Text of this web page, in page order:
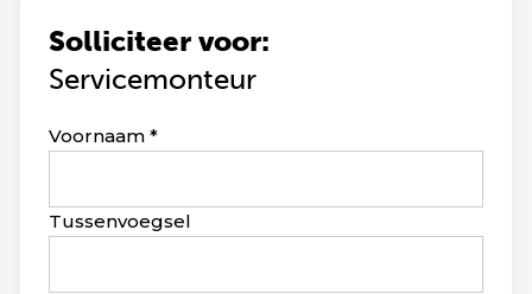
Solliciteer voor:
Servicemonteur
Leave
blank
Voornaam
Tussenvoegsel